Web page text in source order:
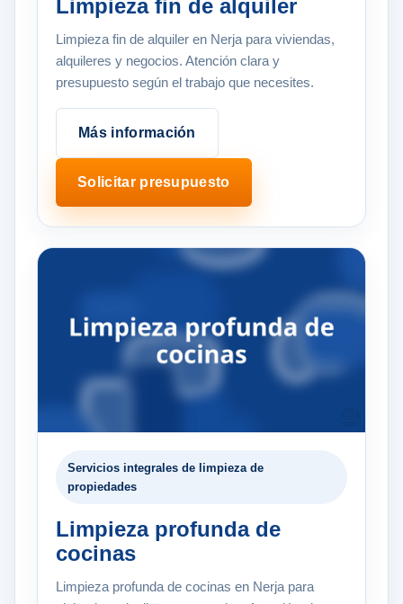
Limpieza fin de alquiler
Limpieza fin de alquiler en Nerja para viviendas,
alquileres y negocios. Atención clara y
presupuesto según el trabajo que necesites.
Más información
Solicitar presupuesto
Servicios integrales de limpieza de
propiedades
Limpieza profunda de
cocinas
Limpieza profunda de cocinas en Nerja para